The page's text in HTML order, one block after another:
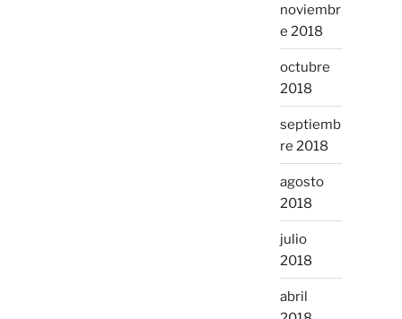
noviembr
e 2018
octubre
2018
septiemb
re 2018
agosto
2018
julio
2018
abril